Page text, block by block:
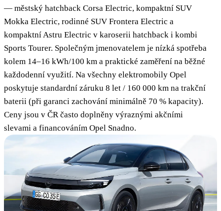
— městský hatchback Corsa Electric, kompaktní SUV
Mokka Electric, rodinné SUV Frontera Electric a
kompaktní Astru Electric v karoserii hatchback i kombi
Sports Tourer. Společným jmenovatelem je nízká spotřeba
kolem 14–16 kWh/100 km a praktické zaměření na běžné
každodenní využití. Na všechny elektromobily Opel
poskytuje standardní záruku 8 let / 160 000 km na trakční
baterii (při garanci zachování minimálně 70 % kapacity).
Ceny jsou v ČR často doplněny výraznými akčními
slevami a financováním Opel Snadno.